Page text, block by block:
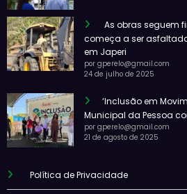
As obras seguem
começa a ser
em Japeri
por gperelo@gmail.com
24 de julho de 2025
‘Inclusão em
Municipal da Pessoa
por gperelo@gmail.com
21 de agosto de 2025
Política de Privacidade